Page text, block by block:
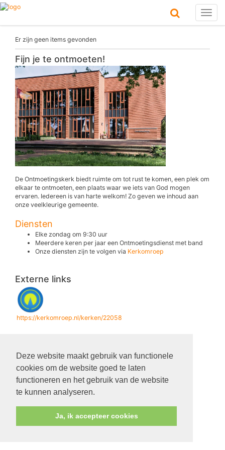
Deze website maakt gebruik van functionele
cookies om de website goed te laten
functioneren en het gebruik van de website
te kunnen analyseren.
Ja, ik accepteer cookies
Er zijn geen items gevonden
Fijn je te ontmoeten!
De Ontmoetingskerk biedt ruimte om tot rust te komen, een plek om
elkaar te ontmoeten, een plaats waar we iets van God mogen
ervaren. Iedereen is van harte welkom! Zo geven we inhoud aan
onze veelkleurige gemeente.
Diensten
Elke zondag om 9:30 uur
Meerdere keren per jaar een Ontmoetingsdienst met band
Onze diensten zijn te volgen via Kerkomroep
Externe links
https://kerkomroep.nl/kerken/22058
09-08-2026 om 9.30